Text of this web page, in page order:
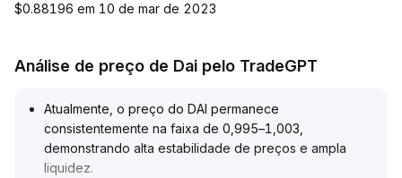
$0.88196 em 10 de mar de 2023
Análise de preço de Dai pelo TradeGPT
Atualmente, o preço do DAI permanece
consistentemente na faixa de 0,995–1,003,
demonstrando alta estabilidade de preços e ampla
liquidez.